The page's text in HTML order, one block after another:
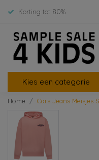
Korting tot 80%
Kies een categorie
Home Cars Jeans Meisjes